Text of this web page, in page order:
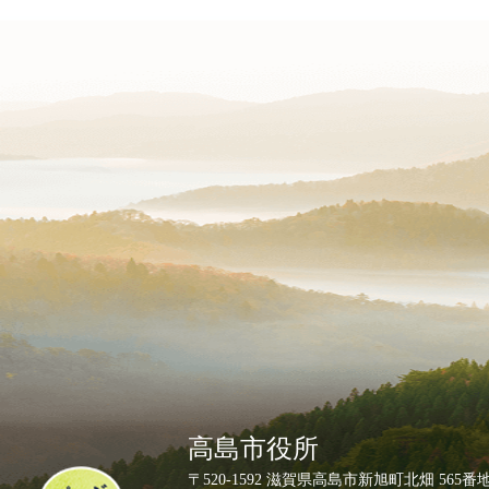
ペ
高島市役所
〒520-1592 滋賀県高島市新旭町北畑 565番